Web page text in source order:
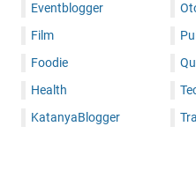
Eventblogger
Film
Foodie
Health
KatanyaBlogger